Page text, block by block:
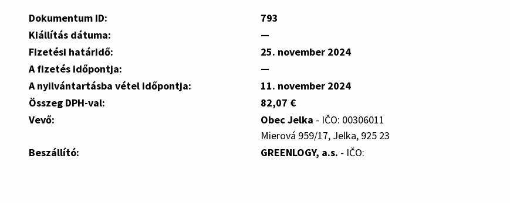
Dokumentum ID:
793
Kiállítás dátuma:
—
Fizetési határidő:
25. november 2024
A fizetés időpontja:
—
A nyilvántartásba vétel időpontja:
11. november 2024
Összeg DPH-val:
82,07 €
Vevő:
Obec Jelka - IČO: 00306011
Mierová 959/17, Jelka, 925 23
Beszállító:
GREENLOGY, a.s. - IČO: